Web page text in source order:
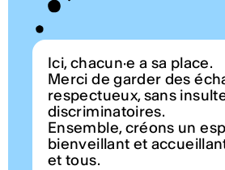
Ici, chacun·e a sa place.
Merci de garder des
respectueux, sans
discriminatoires.
Ensemble, créons un
bienveillant et
et tous.